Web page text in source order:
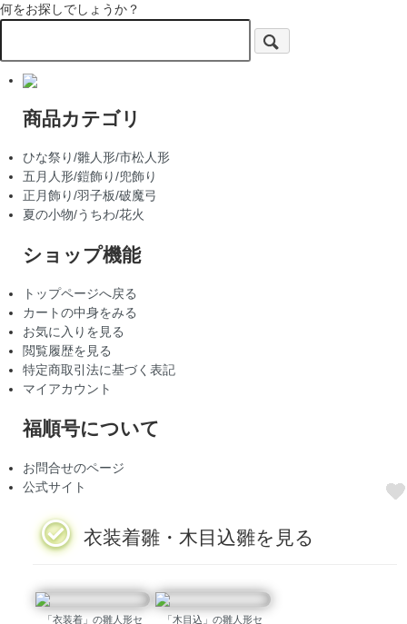
何をお探しでしょうか？
商品カテゴリ
ひな祭り/雛人形/市松人形
五月人形/鎧飾り/兜飾り
正月飾り/羽子板/破魔弓
夏の小物/うちわ/花火
ショップ機能
トップページへ戻る
カートの中身をみる
お気に入りを見る
閲覧履歴を見る
特定商取引法に基づく表記
マイアカウント
福順号について
お問合せのページ
公式サイト
衣装着雛・木目込雛を見る
「衣装着」の雛人形セ
「木目込」の雛人形セ